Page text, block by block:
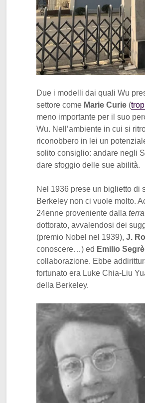
Due i modelli dai quali Wu
settore come Marie Curie (
meno importante per il suo
Wu. Nell’ambiente in cui si
riconobbero in lei un
solito consiglio: andare negli
dare sfoggio delle sue abilità.
Nel 1936 prese un biglietto di
Berkeley non ci vuole molto.
24enne proveniente dalla
dottorato, avvalendosi dei
(premio Nobel nel 1939), J.
conoscere…) ed Emilio Segrè
collaborazione. Ebbe
fortunato era Luke Chia-Liu
della Berkeley.